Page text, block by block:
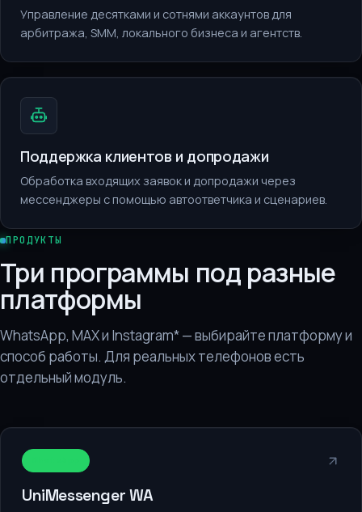
Управление десятками и сотнями аккаунтов для
арбитража, SMM, локального бизнеса и агентств.
Поддержка клиентов и допродажи
Обработка входящих заявок и допродажи через
мессенджеры с помощью автоответчика и сценариев.
ПРОДУКТЫ
Три программы под разные
платформы
WhatsApp, MAX и Instagram* — выбирайте платформу и
способ работы. Для реальных телефонов есть
отдельный модуль.
UniMessenger WA